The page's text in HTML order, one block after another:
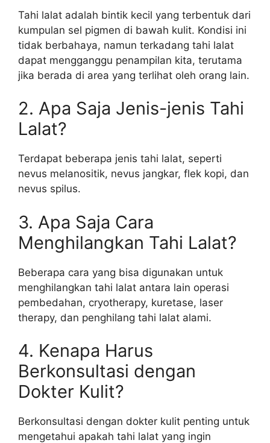
Tahi lalat adalah bintik kecil yang terbentuk dari
kumpulan sel pigmen di bawah kulit. Kondisi ini
tidak berbahaya, namun terkadang tahi lalat
dapat mengganggu penampilan kita, terutama
jika berada di area yang terlihat oleh orang lain.
2. Apa Saja Jenis-jenis Tahi
Lalat?
Terdapat beberapa jenis tahi lalat, seperti
nevus melanositik, nevus jangkar, flek kopi, dan
nevus spilus.
3. Apa Saja Cara
Menghilangkan Tahi Lalat?
Beberapa cara yang bisa digunakan untuk
menghilangkan tahi lalat antara lain operasi
pembedahan, cryotherapy, kuretase, laser
therapy, dan penghilang tahi lalat alami.
4. Kenapa Harus
Berkonsultasi dengan
Dokter Kulit?
Berkonsultasi dengan dokter kulit penting untuk
mengetahui apakah tahi lalat yang ingin